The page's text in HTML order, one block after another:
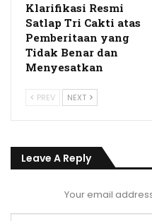
Klarifikasi Resmi
Satlap Tri Cakti atas
Pemberitaan yang
Tidak Benar dan
Menyesatkan
PREV NEXT
Leave A Reply
Your email